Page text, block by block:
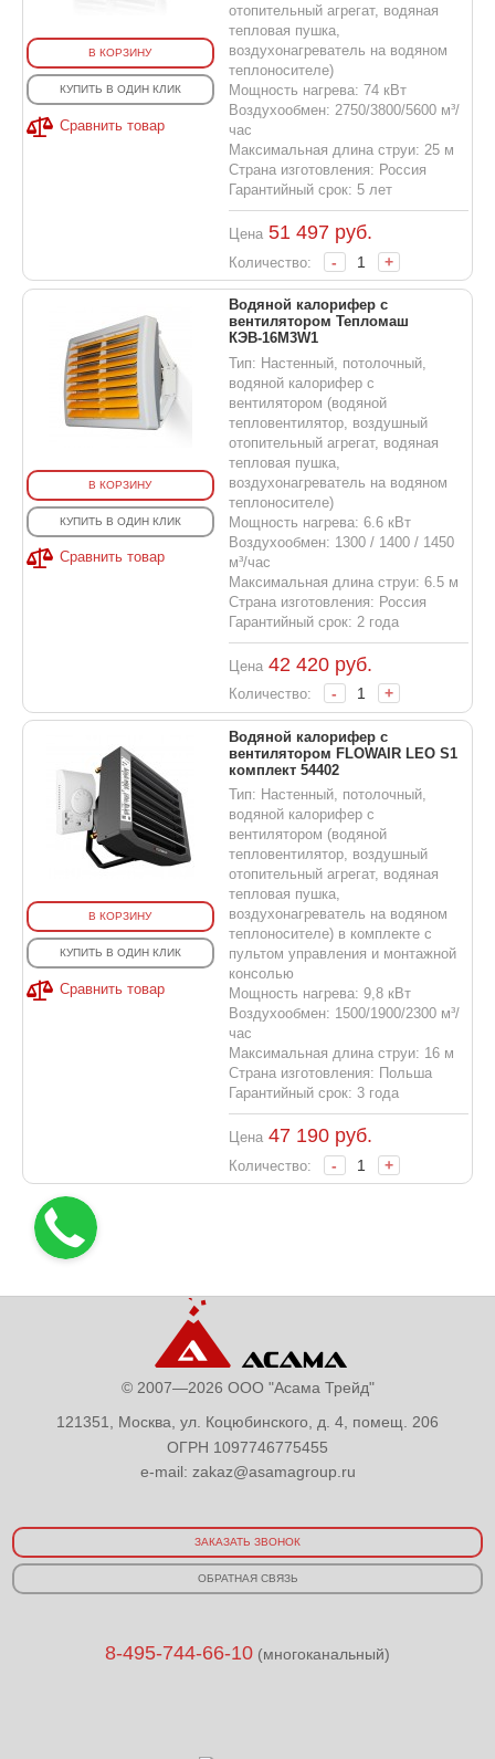
В КОРЗИНУ
КУПИТЬ В ОДИН КЛИК
Сравнить товар
отопительный агрегат, водяная
тепловая пушка,
воздухонагреватель на водяном
теплоносителе)
Мощность нагрева: 74 кВт
Воздухообмен: 2750/3800/5600 м³/
час
Максимальная длина струи: 25 м
Страна изготовления: Россия
Гарантийный срок: 5 лет
Цена 51 497руб.
Количество: - +
В КОРЗИНУ
КУПИТЬ В ОДИН КЛИК
Сравнить товар
Водяной калорифер с
вентилятором Тепломаш
КЭВ-16M3W1
Тип: Настенный, потолочный,
водяной калорифер с
вентилятором (водяной
тепловентилятор, воздушный
отопительный агрегат, водяная
тепловая пушка,
воздухонагреватель на водяном
теплоносителе)
Мощность нагрева: 6.6 кВт
Воздухообмен: 1300 / 1400 / 1450
м³/час
Максимальная длина струи: 6.5 м
Страна изготовления: Россия
Гарантийный срок: 2 года
Цена 42 420руб.
Количество: - +
В КОРЗИНУ
КУПИТЬ В ОДИН КЛИК
Сравнить товар
Водяной калорифер с
вентилятором FLOWAIR LEO S1
комплект 54402
Тип: Настенный, потолочный,
водяной калорифер с
вентилятором (водяной
тепловентилятор, воздушный
отопительный агрегат, водяная
тепловая пушка,
воздухонагреватель на водяном
теплоносителе) в комплекте с
пультом управления и монтажной
консолью
Мощность нагрева: 9,8 кВт
Воздухообмен: 1500/1900/2300 м³/
час
Максимальная длина струи: 16 м
Страна изготовления: Польша
Гарантийный срок: 3 года
Цена 47 190руб.
Количество: - +
© 2007—2026 ООО "Асама Трейд"
121351, Москва, ул. Коцюбинского, д. 4, помещ. 206
ОГРН 1097746775455
e-mail: zakaz@asamagroup.ru
ЗАКАЗАТЬ ЗВОНОК
ОБРАТНАЯ СВЯЗЬ
8-495-744-66-10 (многоканальный)